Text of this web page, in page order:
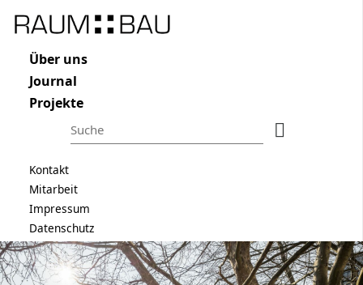
Navigation überspringen
ÜBER UNS
Raum und Bau
Navigation überspringen
Über uns
Journal
Projekte
Navigation überspringen
Kontakt
Mitarbeit
Impressum
Datenschutz